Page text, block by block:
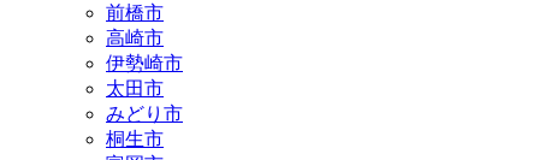
前橋市
高崎市
伊勢崎市
太田市
みどり市
桐生市